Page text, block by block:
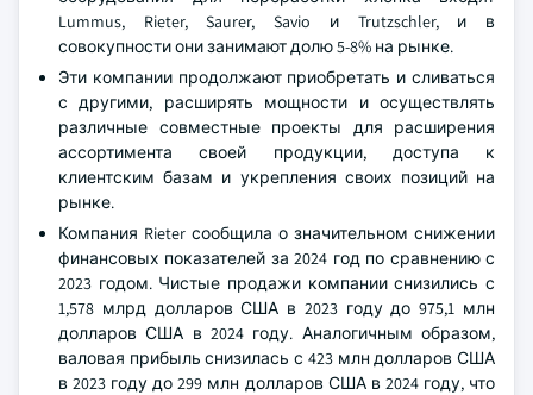
Lummus, Rieter, Saurer, Savio и Trutzschler, и в
совокупности они занимают долю 5-8% на рынке.
Эти компании продолжают приобретать и сливаться
с другими, расширять мощности и осуществлять
различные совместные проекты для расширения
ассортимента своей продукции, доступа к
клиентским базам и укрепления своих позиций на
рынке.
Компания Rieter сообщила о значительном снижении
финансовых показателей за 2024 год по сравнению с
2023 годом. Чистые продажи компании снизились с
1,578 млрд долларов США в 2023 году до 975,1 млн
долларов США в 2024 году. Аналогичным образом,
валовая прибыль снизилась с 423 млн долларов США
в 2023 году до 299 млн долларов США в 2024 году, что